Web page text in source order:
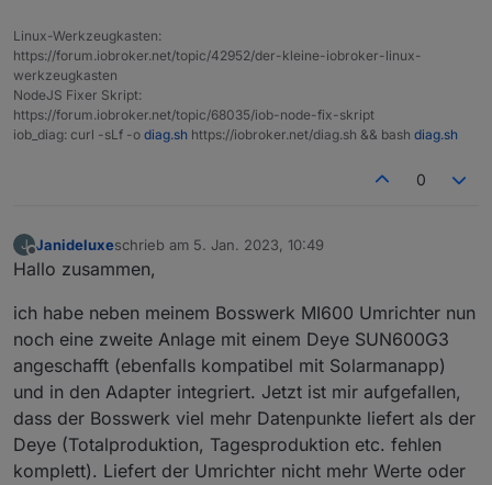
Linux-Werkzeugkasten:
https://forum.iobroker.net/topic/42952/der-kleine-iobroker-linux-
werkzeugkasten
NodeJS Fixer Skript:
https://forum.iobroker.net/topic/68035/iob-node-fix-skript
iob_diag: curl -sLf -o diag.sh https://iobroker.net/diag.sh && bash diag.sh
0
J
Offline
Janideluxeschrieb am 5. Jan. 2023, 10:49
zuletzt editiert von
Hallo zusammen,
ich habe neben meinem Bosswerk MI600 Umrichter nun
noch eine zweite Anlage mit einem Deye SUN600G3
angeschafft (ebenfalls kompatibel mit Solarmanapp)
und in den Adapter integriert. Jetzt ist mir aufgefallen,
dass der Bosswerk viel mehr Datenpunkte liefert als der
Deye (Totalproduktion, Tagesproduktion etc. fehlen
komplett). Liefert der Umrichter nicht mehr Werte oder